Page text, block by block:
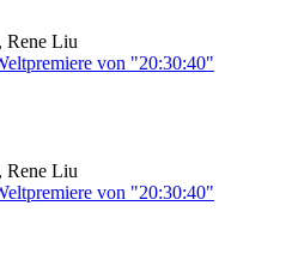
Rene Liu
von "20:30:40"
Rene Liu
von "20:30:40"